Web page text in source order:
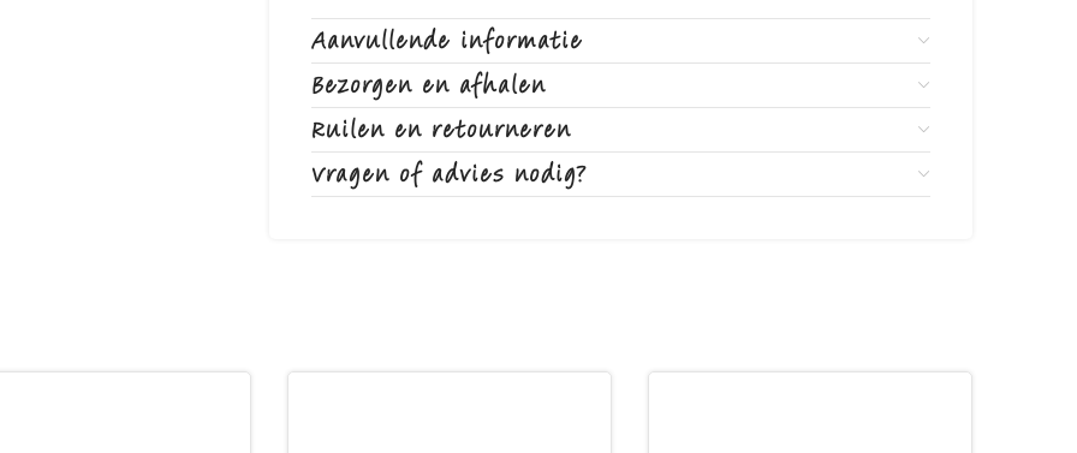
Samenstelling:
Zalm 75%. zalmbouillon 24%. rijst 1%
Analyse:ruw eiwit 19%. ruwe celstof 0.1%. ruw vet 1%. ruwe as 1%.
vocht 78%
Aanvullende informatie
Bezorgen en afhalen
Ruilen en retourneren
Vragen of advies nodig?